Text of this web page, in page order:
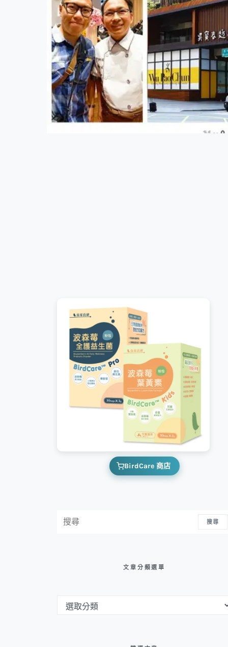
BirdCare 商店
搜尋
文章分類選單